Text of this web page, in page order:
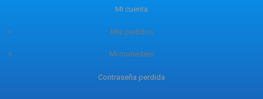
Mi cuenta
Mis pedidos
Mi monedero
Contraseña perdida